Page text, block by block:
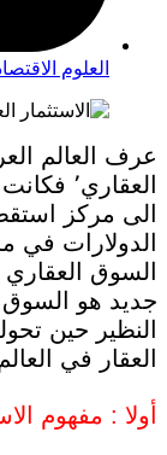
العلوم
عرف العالم
الى مركز
السوق
النظير حين
العقار في
أولا : مفهوم